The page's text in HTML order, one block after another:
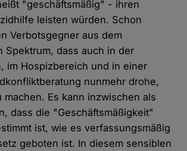
"geschäftsmäßig" - ihren
leisten würden. Schon
Verbotsgegner aus dem
Spektrum, dass auch in der
im Hospizbereich und in einer
nunmehr drohe,
machen. Es kann inzwischen als
dass die "Geschäftsmäßigkeit"
ist, wie es verfassungsmäßig
geboten ist. In diesem sensiblen